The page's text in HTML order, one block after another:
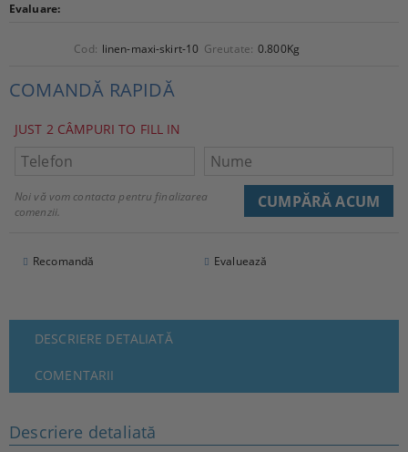
Evaluare:
Cod: linen-maxi-skirt-10 Greutate: 0.800Kg
COMANDĂ RAPIDĂ
JUST 2 CÂMPURI TO FILL IN
Noi vă vom contacta pentru finalizarea
comenzii.
Recomandă Evaluează
DESCRIERE DETALIATĂ
COMENTARII
Descriere detaliată